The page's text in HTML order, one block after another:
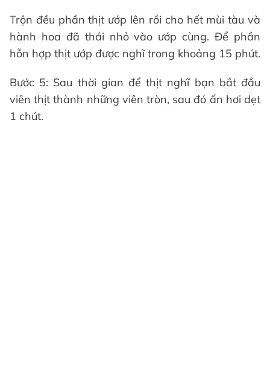
Trộn đều phần thịt ướp lên rồi cho hết mùi tàu và
hành hoa đã thái nhỏ vào ướp cùng. Để phần
hỗn hợp thịt ướp được nghĩ trong khoảng 15 phút.
Bước 5: Sau thời gian để thịt nghĩ bạn bắt đầu
viên thịt thành những viên tròn, sau đó ấn hơi dẹt
1 chút.